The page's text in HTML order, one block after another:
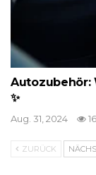
Autozubehör:
✨
Aug. 31, 2024
ZURÜCK